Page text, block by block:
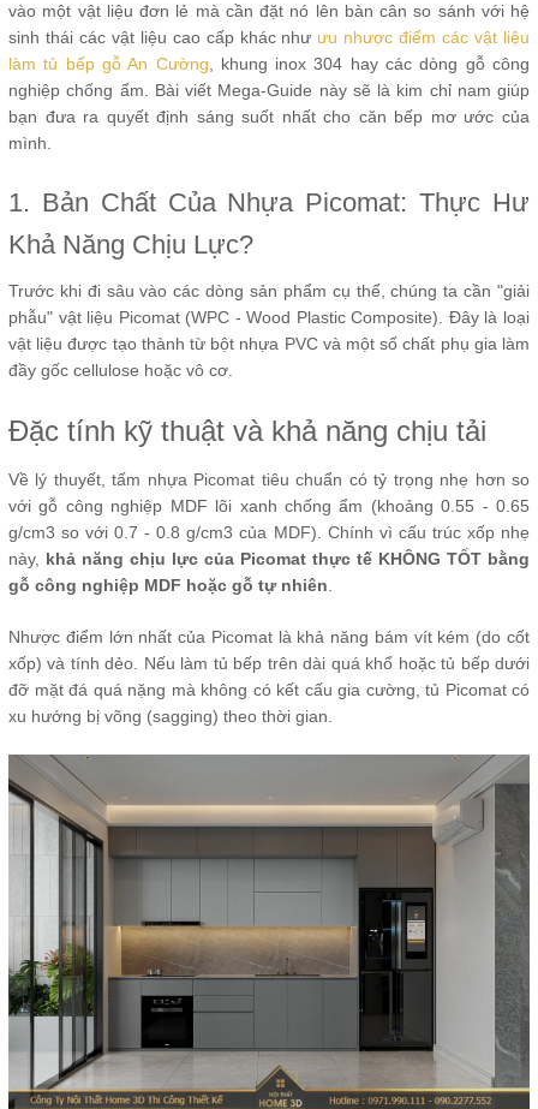
vào một vật liệu đơn lẻ mà cần đặt nó lên bàn cân so sánh với hệ
sinh thái các vật liệu cao cấp khác như ưu nhược điểm các vật liệu
làm tủ bếp gỗ An Cường , khung inox 304 hay các dòng gỗ công
nghiệp chống ẩm. Bài viết Mega-Guide này sẽ là kim chỉ nam giúp
bạn đưa ra quyết định sáng suốt nhất cho căn bếp mơ ước của
mình.
1. Bản Chất Của Nhựa Picomat: Thực Hư
Khả Năng Chịu Lực?
Trước khi đi sâu vào các dòng sản phẩm cụ thể, chúng ta cần "giải
phẫu" vật liệu Picomat (WPC - Wood Plastic Composite). Đây là loại
vật liệu được tạo thành từ bột nhựa PVC và một số chất phụ gia làm
đầy gốc cellulose hoặc vô cơ.
Đặc tính kỹ thuật và khả năng chịu tải
Về lý thuyết, tấm nhựa Picomat tiêu chuẩn có tỷ trọng nhẹ hơn so
với gỗ công nghiệp MDF lõi xanh chống ẩm (khoảng 0.55 - 0.65
g/cm3 so với 0.7 - 0.8 g/cm3 của MDF). Chính vì cấu trúc xốp nhẹ
này, khả năng chịu lực của Picomat thực tế KHÔNG TỐT bằng
gỗ công nghiệp MDF hoặc gỗ tự nhiên
Nhược điểm lớn nhất của Picomat là khả năng bám vít kém (do cốt
xốp) và tính dẻo. Nếu làm tủ bếp trên dài quá khổ hoặc tủ bếp dưới
đỡ mặt đá quá nặng mà không có kết cấu gia cường, tủ Picomat có
xu hướng bị võng (sagging) theo thời gian.